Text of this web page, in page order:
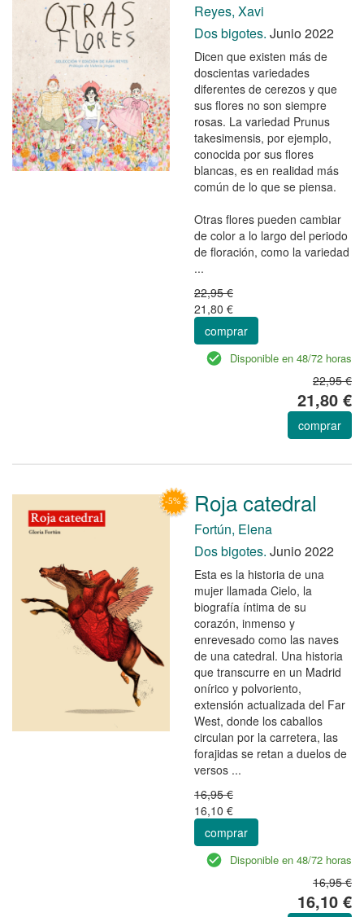
Reyes, Xavi
Dos bigotes. Junio 2022
Dicen que existen más de
doscientas variedades
diferentes de cerezos y que
sus flores no son siempre
rosas. La variedad Prunus
takesimensis, por ejemplo,
conocida por sus flores
blancas, es en realidad más
común de lo que se piensa.
Otras flores pueden cambiar
de color a lo largo del periodo
de floración, como la variedad
...
22,95 €
21,80 €
comprar
Disponible en 48/72 horas
22,95 €
21,80 €
comprar
Roja catedral
Fortún, Elena
Dos bigotes. Junio 2022
Esta es la historia de una
mujer llamada Cielo, la
biografía íntima de su
corazón, inmenso y
enrevesado como las naves
de una catedral. Una historia
que transcurre en un Madrid
onírico y polvoriento,
extensión actualizada del Far
West, donde los caballos
circulan por la carretera, las
forajidas se retan a duelos de
versos ...
16,95 €
16,10 €
comprar
Disponible en 48/72 horas
16,95 €
16,10 €